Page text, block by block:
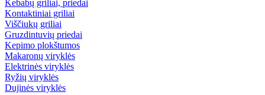
Kebabų griliai, priedai
Kontaktiniai griliai
Viščiukų griliai
Gruzdintuvių priedai
Kepimo plokštumos
Makaronų viryklės
Elektrinės viryklės
Ryžių viryklės
Dujinės viryklės